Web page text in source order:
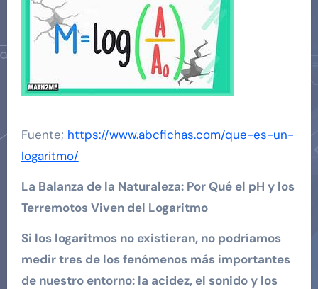
Fuente; https://www.abcfichas.com/que-es-un-
logaritmo/
La Balanza de la Naturaleza: Por Qué el pH y los
Terremotos Viven del Logaritmo
Si los logaritmos no existieran, no podríamos
medir tres de los fenómenos más importantes
de nuestro entorno: la acidez, el sonido y los